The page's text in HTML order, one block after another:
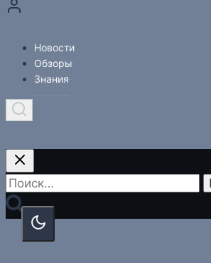
Новости
Обзоры
Знания
Найти: